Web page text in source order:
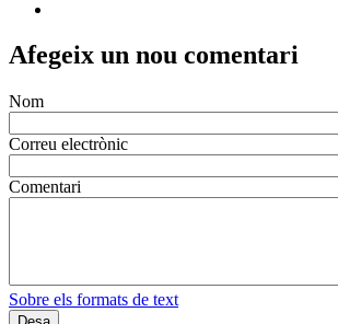
Afegeix un nou comentari
Nom
Correu electrònic
Comentari
Sobre els formats de text